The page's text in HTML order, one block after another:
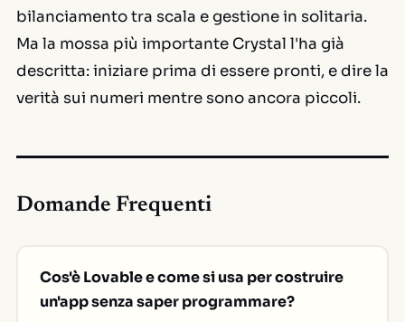
bilanciamento tra scala e gestione in solitaria.
Ma la mossa più importante Crystal l'ha già
descritta: iniziare prima di essere pronti, e dire la
verità sui numeri mentre sono ancora piccoli.
Domande Frequenti
Cos'è Lovable e come si usa per costruire
un'app senza saper programmare?